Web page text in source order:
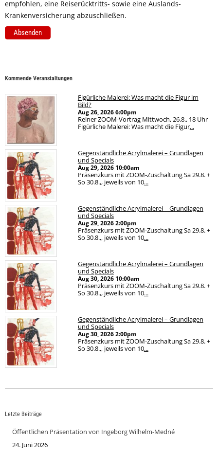
empfohlen, eine Reiserücktritts- sowie eine Auslands-
Krankenversicherung abzuschließen.
Kommende Veranstaltungen
Figürliche Malerei: Was macht die Figur im
Bild?
Aug 26, 20266:00pm
Reiner ZOOM-Vortrag Mittwoch, 26.8., 18 Uhr
Figürliche Malerei: Was macht die Figur...
Gegenständliche Acrylmalerei – Grundlagen
und Specials
Aug 29, 2026 10:00am
Präsenzkurs mit ZOOM-Zuschaltung Sa 29.8. +
So 30.8.,, jeweils von 10...
Gegenständliche Acrylmalerei – Grundlagen
und Specials
Aug 29, 20262:00pm
Präsenzkurs mit ZOOM-Zuschaltung Sa 29.8. +
So 30.8.,, jeweils von 10...
Gegenständliche Acrylmalerei – Grundlagen
und Specials
Aug 30, 2026 10:00am
Präsenzkurs mit ZOOM-Zuschaltung Sa 29.8. +
So 30.8.,, jeweils von 10...
Gegenständliche Acrylmalerei – Grundlagen
und Specials
Aug 30, 20262:00pm
Präsenzkurs mit ZOOM-Zuschaltung Sa 29.8. +
So 30.8.,, jeweils von 10...
Letzte Beiträge
Öffentlichen Präsentation von Ingeborg Wilhelm-Medné
24. Juni 2026